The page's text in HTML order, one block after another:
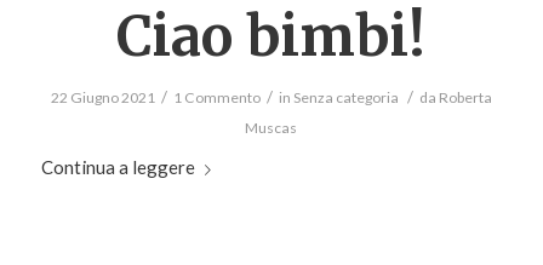
Ciao bimbi!
22 Giugno 2021 / 1 Commento / in Senza categoria / da Roberta
Muscas
Continua a leggere